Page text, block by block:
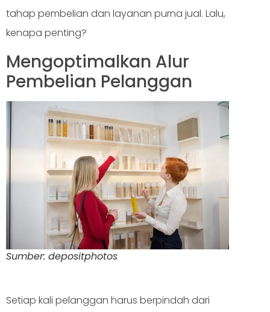
tahap pembelian dan layanan purna jual. Lalu,
kenapa penting?
Mengoptimalkan Alur
Pembelian Pelanggan
Sumber: depositphotos
Setiap kali pelanggan harus berpindah dari